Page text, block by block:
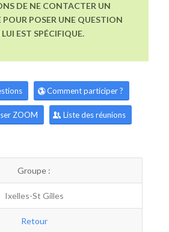
DE NE CONTACTER UN
POUR POSER UNE QUESTION
EST SPÉCIFIQUE.
Comment participer ?
ZOOM Liste des réunions
Groupe :
Ixelles-St Gilles
Retour